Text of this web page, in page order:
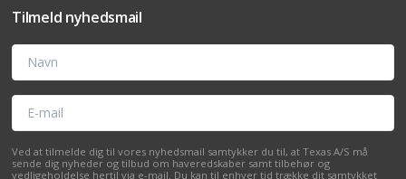
Tilmeld nyhedsmail
Navn
E-mail
Ved at tilmelde dig til vores nyhedsmail samtykker du til, at Texas A/S må
sende dig nyheder og tilbud om haveredskaber samt tilbehør og
vedligeholdelse hertil via e-mail. Du kan til enhver tid trække dit samtykket